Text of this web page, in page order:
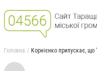
Головна Корнієнко припускає,